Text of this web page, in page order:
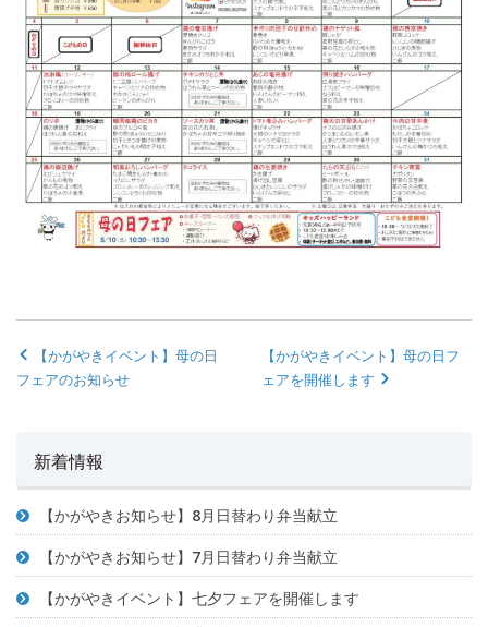
【かがやきイベント】母の日
フェアのお知らせ
【かがやきイベント】母の日フ
ェアを開催します
新着情報
【かがやきお知らせ】8月日替わり弁当献立
【かがやきお知らせ】7月日替わり弁当献立
【かがやきイベント】七夕フェアを開催します